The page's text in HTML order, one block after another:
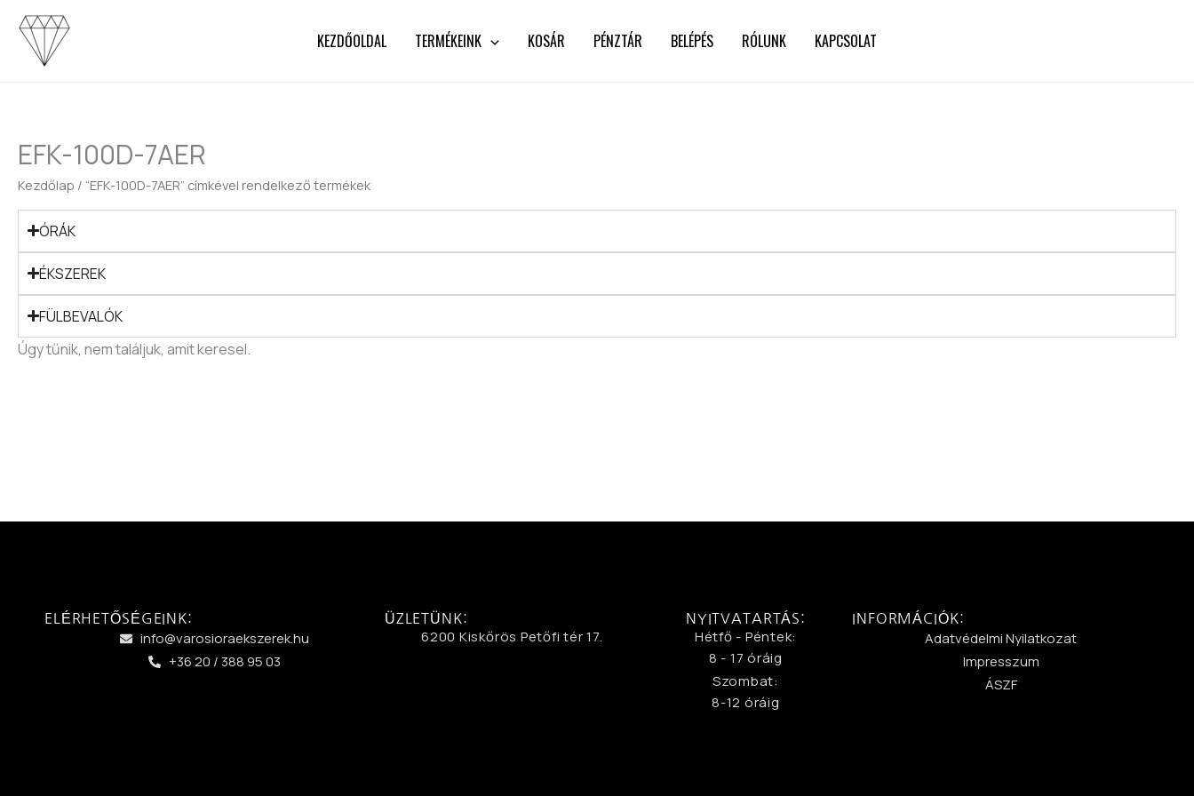
Skip
content
KEZDŐOLDAL TERMÉKEINK KOSÁR PÉNZTÁR BELÉPÉS RÓLUNK KAPCSOLAT
EFK-100D-7AER
Kezdőlap / “EFK-100D-7AER” címkével rendelkező termékek
ÓRÁK
ÉKSZEREK
FÜLBEVALÓK
Úgy tűnik, nem találjuk, amit keresel.
ELÉRHETŐSÉGEINK:
info@varosioraekszerek.hu
+36 20 / 388 95 03
ÜZLETÜNK:
6200 Kiskőrös Petőfi tér 17.
NYITVATARTÁS:
Hétfő - Péntek:
8 - 17 óráig
Szombat:
8-12 óráig
INFORMÁCIÓK:
Adatvédelmi Nyilatkozat
Impresszum
ÁSZF